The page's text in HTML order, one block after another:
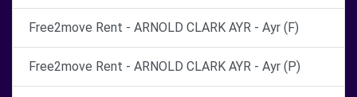
Free2move Rent - ARNOLD CLARK AYR - Ayr (F)
Free2move Rent - ARNOLD CLARK AYR - Ayr (P)